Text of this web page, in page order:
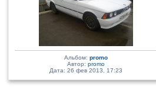
Альбом: promo
Автор: promo
Дата: 26 фев 2013, 17:23